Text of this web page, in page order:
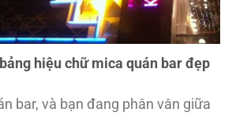
hiệu chữ mica quán bar đẹp
bar, và bạn đang phân vân giữa